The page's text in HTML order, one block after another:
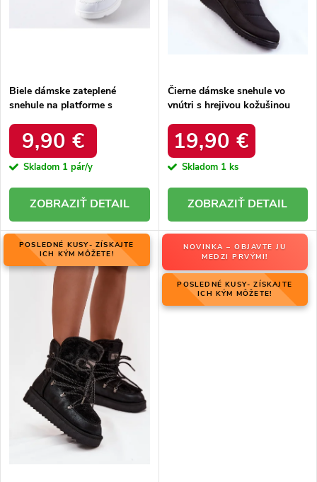
Biele dámske zateplené
snehule na platforme s
WHITE
9,90 €
Skladom 1 pár/y
DETAIL
Čierne dámske snehule vo
vnútri s hrejivou kožušinou
BLACK
19,90 €
Skladom 1 ks
DETAIL
POSLEDNÉ KUSY- ZÍSKAJTE
ICH KÝM MÔŽETE!
NOVINKA – OBJAVTE JU
MEDZI PRVÝMI!
POSLEDNÉ KUSY- ZÍSKAJTE
ICH KÝM MÔŽETE!